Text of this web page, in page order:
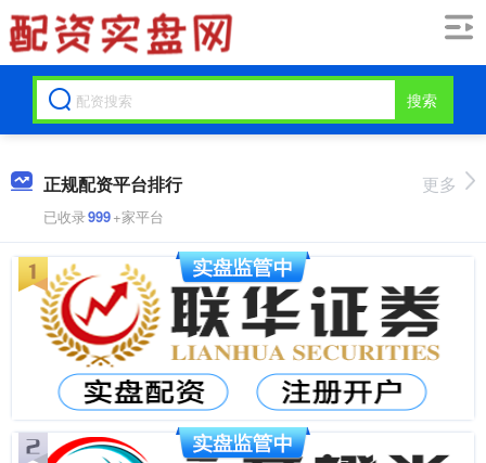
搜索
正规配资平台排行
已收录999+家平台
更多